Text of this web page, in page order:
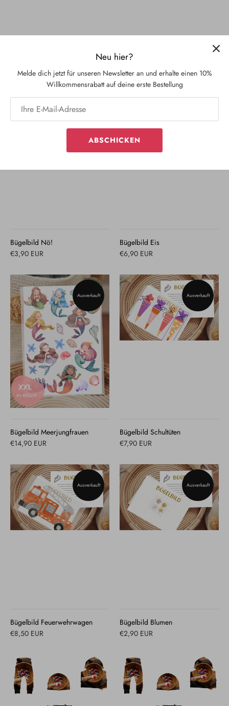
Coupon 1m ReWalk Farbe Wolf
Bügelbild Pommes
Bügelbild Nö!
€3,90 EUR
Bügelbild Eis
€6,90 EUR
Ausverkauft
Bügelbild Meerjungfrauen
€14,90 EUR
Ausverkauft
Bügelbild Schultüten
€7,90 EUR
Ausverkauft
Bügelbild Feuerwehrwagen
€8,50 EUR
Ausverkauft
Bügelbild Blumen
€2,90 EUR
Neu hier?
Melde dich jetzt für unseren Newsletter an und erhalte einen 10%
Willkommensrabatt auf deine erste Bestellung
ABSCHICKEN